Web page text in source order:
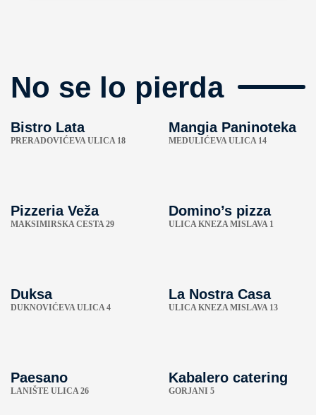
No se lo pierda
Bistro Lata
PRERADOVIĆEVA ULICA 18
Mangia Paninoteka
MEDULIĆEVA ULICA 14
Pizzeria Veža
MAKSIMIRSKA CESTA 29
Domino’s pizza
ULICA KNEZA MISLAVA 1
Duksa
DUKNOVIĆEVA ULICA 4
La Nostra Casa
ULICA KNEZA MISLAVA 13
Paesano
LANIŠTE ULICA 26
Kabalero catering
GORJANI 5